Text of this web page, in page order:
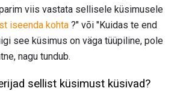
viis vastata sellisele küsimusele
iseenda kohta ?" või "Kuidas te end
see küsimus on väga tüüpiline, pole
nagu tundub.
sellist küsimust küsivad?